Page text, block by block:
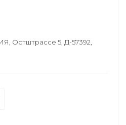
Остштрассе 5, Д-57392,